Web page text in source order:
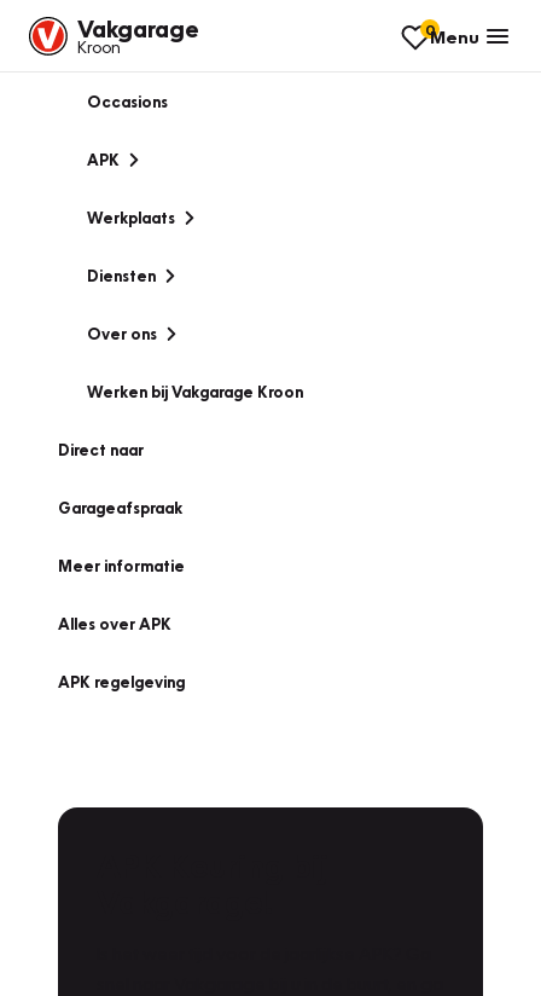
Vakgarage
Kroon
0Menu
Occasions
APK
Werkplaats
Diensten
Over ons
Werken bij Vakgarage Kroon
Direct naar
Garageafspraak
Meer informatie
Alles over APK
APK regelgeving